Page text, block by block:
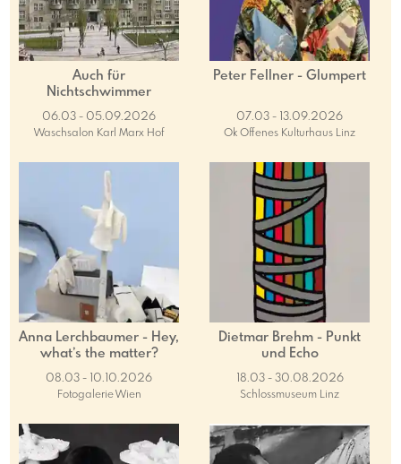
Auch für
Nichtschwimmer
06.03 - 05.09.2026
Waschsalon Karl Marx Hof
Peter Fellner - Glumpert
07.03 - 13.09.2026
Ok Offenes Kulturhaus Linz
Anna Lerchbaumer - Hey,
what’s the matter?
08.03 - 10.10.2026
Fotogalerie Wien
Dietmar Brehm - Punkt
und Echo
18.03 - 30.08.2026
Schlossmuseum Linz